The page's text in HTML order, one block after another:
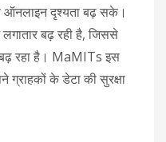
ऑनलाइन दृश्यता बढ़ सके।
लगातार बढ़ रही है, जिससे
बढ़ रहा है। MaMITs इस
ग्राहकों के डेटा की सुरक्षा